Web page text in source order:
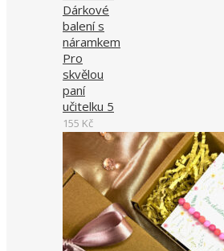
Dárkové
balení s
náramkem
Pro
skvělou
paní
učitelku 5
155 Kč